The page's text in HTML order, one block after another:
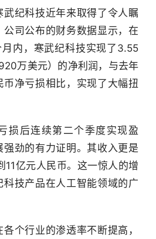
纪科技近年来取得了令人瞩
公司公布的财务数据显示，在
内，寒武纪科技实现了3.55
万美元）的净利润，与去年
币净亏损相比，实现了大幅扭
损后连续第二个季度实现盈
劲的有力证明。其收入更是
亿元人民币。这一惊人的增
技产品在人工智能领域的广
个行业的渗透率不断提高，